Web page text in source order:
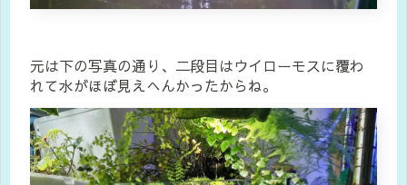
元は下の写真の通り、二段目はウイローモスに覆わ
れて水がほぼ見えへんかったからね。